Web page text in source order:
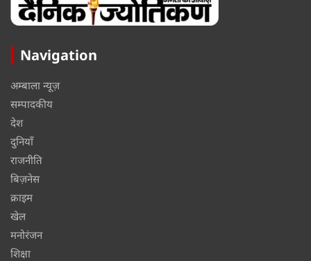
Navigation
अम्बाला न्यूज़
सम्पादकीय
देश
दुनियाँ
राजनीति
बिज़नेस
क्राइम
खेल
मनोरंजन
शिक्षा